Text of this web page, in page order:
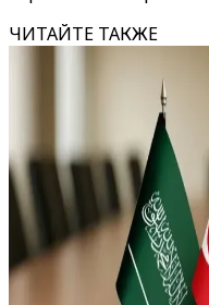
ЧИТАЙТЕ ТАКЖЕ